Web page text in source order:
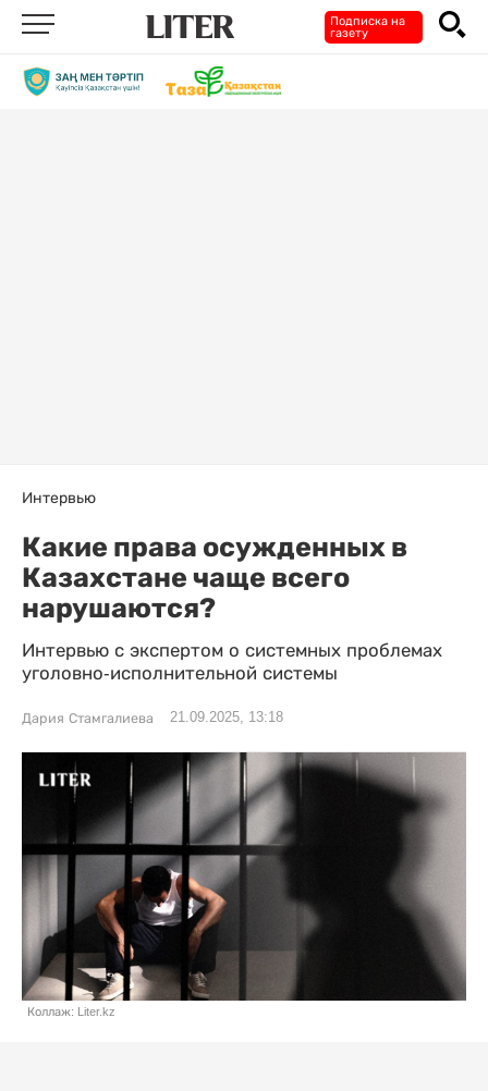
Подписка на
газету
Интервью
Какие права осужденных в
Казахстане чаще всего
нарушаются?
Интервью с экспертом о системных проблемах
уголовно-исполнительной системы
Дария Стамгалиева 21.09.2025, 13:18
Коллаж: Liter.kz